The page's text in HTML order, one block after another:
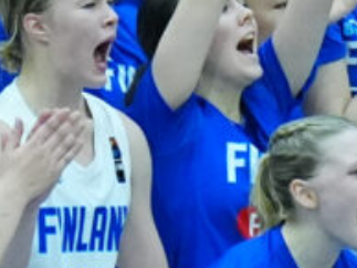
Suomen 15-vuotiaiden tyttöjen
maajoukkue jatkoi
voittokulkuaan Lohjalla
pelattavassa Nordic Open -
turnauksessa kaatamalla
Islannin vakuuttavasti 70–47.
Sudenpennut kohtaa huomenna
turnauksen päätösottelussa
Latvian klo 15.